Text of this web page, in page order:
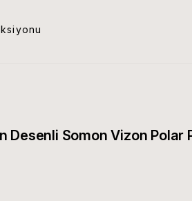
Desenli Somon Vizon Polar